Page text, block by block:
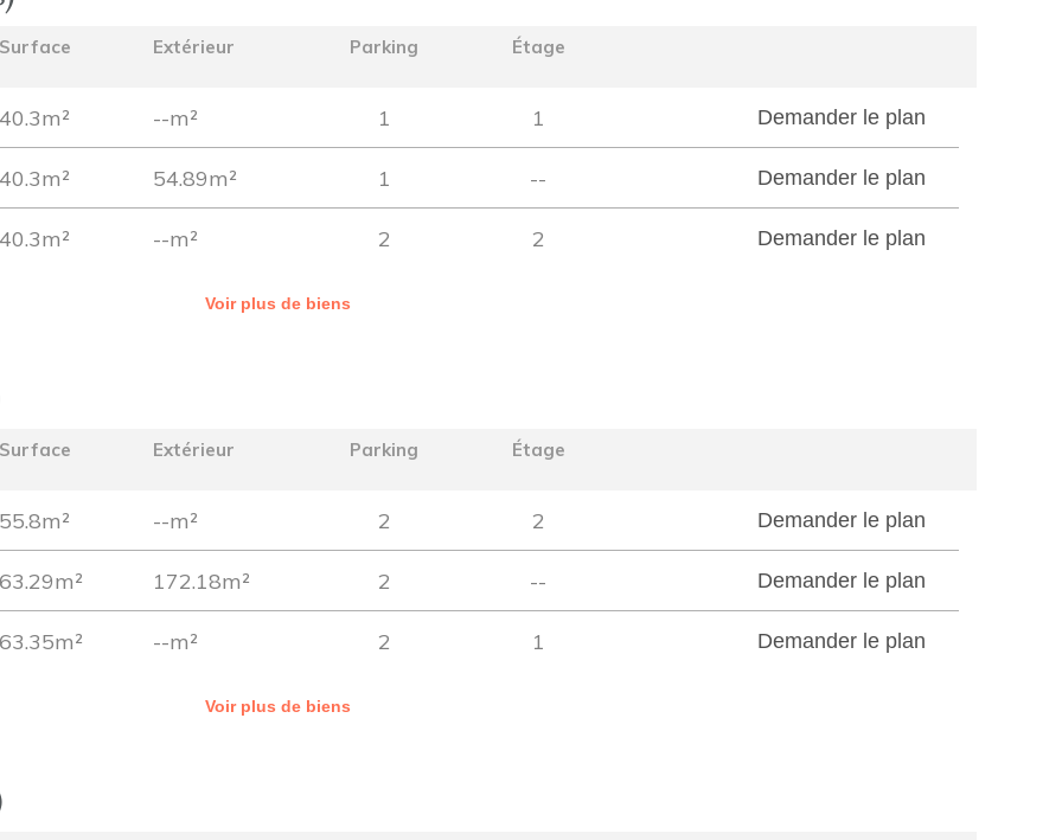
Surface Extérieur Parking Étage
40.3m² --m² 1 1 Demander le plan
40.3m² 54.89m² 1 -- Demander le plan
40.3m² --m² 2 2 Demander le plan
Voir plus de biens
Surface Extérieur Parking Étage
55.8m² --m² 2 2 Demander le plan
63.29m² 172.18m² 2 -- Demander le plan
63.35m² --m² 2 1 Demander le plan
Voir plus de biens